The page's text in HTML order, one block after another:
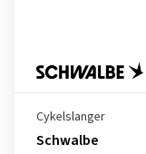
Cykelslanger
Schwalbe